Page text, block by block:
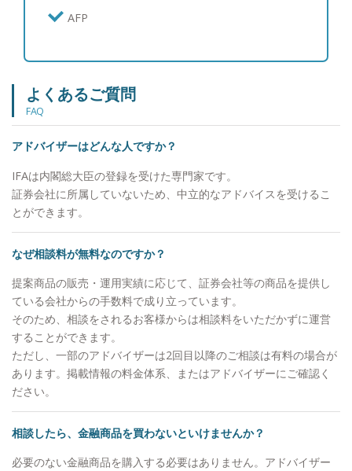
AFP
よくあるご質問
FAQ
アドバイザーはどんな人ですか？
IFAは内閣総大臣の登録を受けた専門家です。
証券会社に所属していないため、中立的なアドバイスを受けるこ
とができます。
なぜ相談料が無料なのですか？
提案商品の販売・運用実績に応じて、証券会社等の商品を提供し
ている会社からの手数料で成り立っています。
そのため、相談をされるお客様からは相談料をいただかずに運営
することができます。
ただし、一部のアドバイザーは2回目以降のご相談は有料の場合が
あります。掲載情報の料金体系、またはアドバイザーにご確認く
ださい。
相談したら、金融商品を買わないといけませんか？
必要のない金融商品を購入する必要はありません。アドバイザー